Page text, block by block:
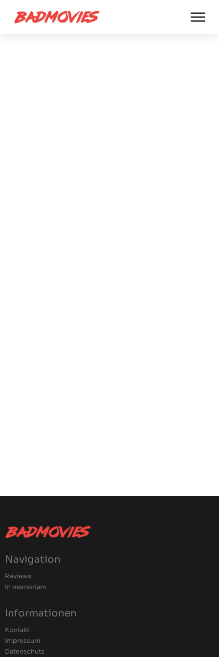
Navigation
Reviews
In memoriam
Informationen
Kontakt
Impressum
Datenschutz